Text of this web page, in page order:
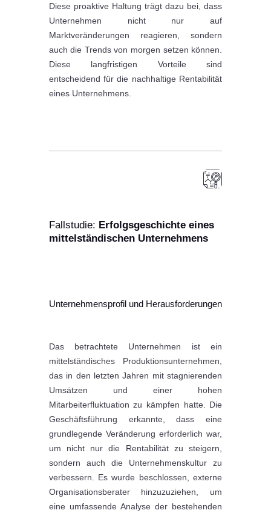
Diese proaktive Haltung trägt dazu bei, dass
Unternehmen nicht nur auf
Marktveränderungen reagieren, sondern
auch die Trends von morgen setzen können.
Diese langfristigen Vorteile sind
entscheidend für die nachhaltige Rentabilität
eines Unternehmens.
Fallstudie: Erfolgsgeschichte eines
mittelständischen Unternehmens
Unternehmensprofil und Herausforderungen
Das betrachtete Unternehmen ist ein
mittelständisches Produktionsunternehmen,
das in den letzten Jahren mit stagnierenden
Umsätzen und einer hohen
Mitarbeiterfluktuation zu kämpfen hatte. Die
Geschäftsführung erkannte, dass eine
grundlegende Veränderung erforderlich war,
um nicht nur die Rentabilität zu steigern,
sondern auch die Unternehmenskultur zu
verbessern. Es wurde beschlossen, externe
Organisationsberater hinzuzuziehen, um
eine umfassende Analyse der bestehenden